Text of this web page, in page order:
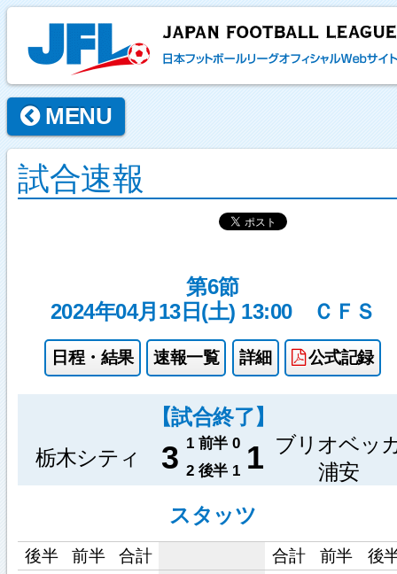
MENU
試合速報
第6節
2024年04月13日(土) 13:00
ＣＦＳ
日程・結果 速報一覧 詳細 公式記録
【試合終了】
栃木シティ
3 1 前半 0 1 ブリオベッ
浦安
2 後半 1
スタッツ
後半 前半 合計 合計 前半 後